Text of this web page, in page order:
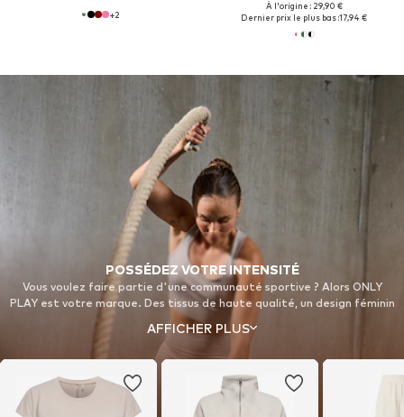
+2
À l'origine : 29,90 €
Dernier prix le plus bas :17,94 €
POSSÉDEZ VOTRE INTENSITÉ
Vous voulez faire partie d'une communauté sportive ? Alors ONLY
PLAY est votre marque. Des tissus de haute qualité, un design féminin
et une technologie fonctionnelle rencontrent les tendances de la
mode pour donner du pouvoir aux femmes de tous âges, que ce soit
dans le parc, le studio, la salle de sport ou sur les pistes.
AFFICHER PLUS